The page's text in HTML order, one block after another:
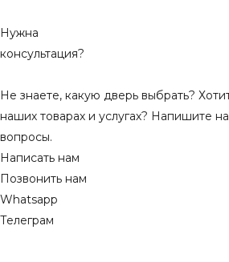
Нужна
консультация?
Не знаете, какую дверь выбрать?
наших товарах и услугах? Напишите
вопросы.
Написать нам
Позвонить нам
Whatsapp
Телеграм